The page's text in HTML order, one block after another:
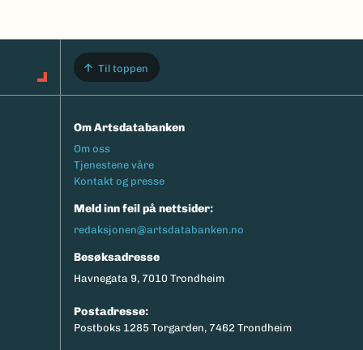
Til toppen
Om Artsdatabanken
Footermeny
Om oss
Tjenestene våre
Kontakt og presse
Meld inn feil på nettsider:
redaksjonen@artsdatabanken.no
Besøksadresse
Havnegata 9, 7010 Trondheim
Postadresse:
Postboks 1285 Torgarden, 7462 Trondheim